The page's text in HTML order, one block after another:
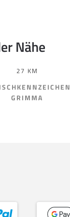
Nähe
27 KM
GRIMMA